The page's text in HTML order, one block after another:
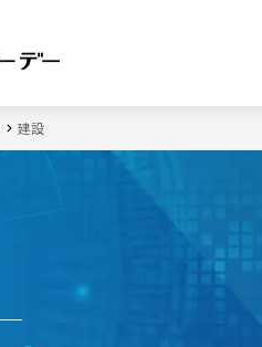
界・
テクロ
会社概要
事業所
建設